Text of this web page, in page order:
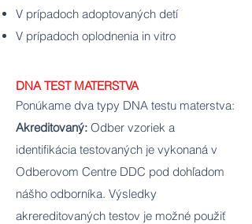
V prípadoch adoptovaných detí
V prípadoch oplodnenia in vitro
DNA TEST MATERSTVA
Ponúkame dva typy DNA testu materstva:
Akreditovaný: Odber vzoriek a
identifikácia testovaných je vykonaná v
Odberovom Centre DDC pod dohľadom
nášho odborníka. Výsledky
akrereditovaných testov je možné použiť